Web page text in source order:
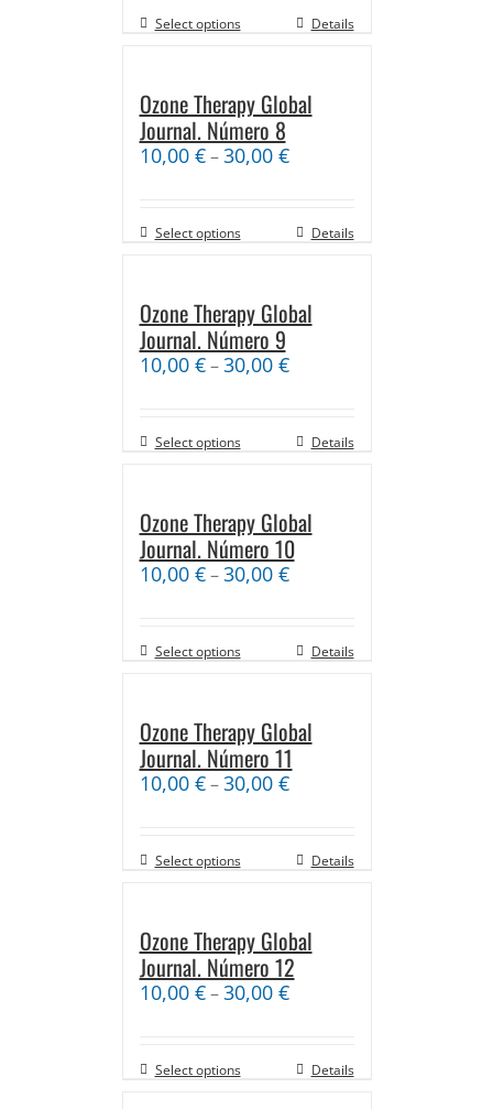
Select options Details
Ozone Therapy Global
Journal. Número 8
10,00 €–30,00 €
Select options Details
Ozone Therapy Global
Journal. Número 9
10,00 €–30,00 €
Select options Details
Ozone Therapy Global
Journal. Número 10
10,00 €–30,00 €
Select options Details
Ozone Therapy Global
Journal. Número 11
10,00 €–30,00 €
Select options Details
Ozone Therapy Global
Journal. Número 12
10,00 €–30,00 €
Select options Details